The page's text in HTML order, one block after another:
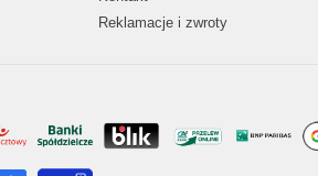
Reklamacje i zwroty